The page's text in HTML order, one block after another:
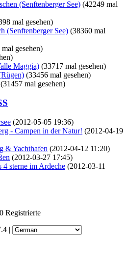
(Senftenberger See) (42249 mal
mal gesehen)
(Senftenberger See) (38360 mal
gesehen)
Maggia) (33717 mal gesehen)
(33456 mal gesehen)
(31457 mal gesehen)
(2012-05-05 19:36)
- Campen in der Natur! (2012-04-19
& Yachthafen (2012-04-12 11:20)
(2012-03-27 17:45)
4 sterne im Ardeche (2012-03-11
Registrierte
|